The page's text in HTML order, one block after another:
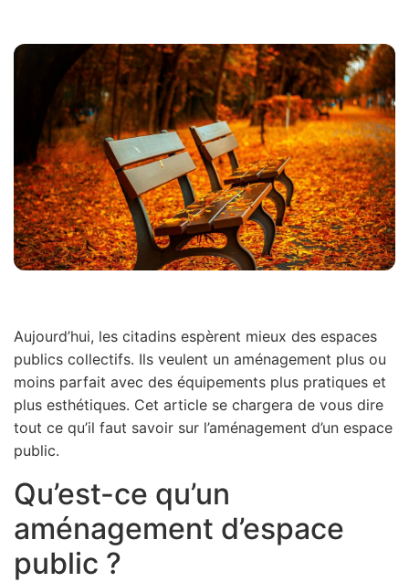
Aujourd’hui, les citadins espèrent mieux des espaces
publics collectifs. Ils veulent un aménagement plus ou
moins parfait avec des équipements plus pratiques et
plus esthétiques. Cet article se chargera de vous dire
tout ce qu’il faut savoir sur l’aménagement d’un espace
public.
Qu’est-ce qu’un
aménagement d’espace
public ?